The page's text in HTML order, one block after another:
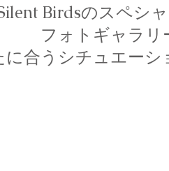
Birdsのスペシ
フォトギャラリ
に合うシチュエー